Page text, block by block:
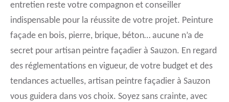
entretien reste votre compagnon et conseiller
indispensable pour la réussite de votre projet. Peinture
façade en bois, pierre, brique, béton… aucune n’a de
secret pour artisan peintre façadier à Sauzon. En regard
des réglementations en vigueur, de votre budget et des
tendances actuelles, artisan peintre façadier à Sauzon
vous guidera dans vos choix. Soyez sans crainte, avec